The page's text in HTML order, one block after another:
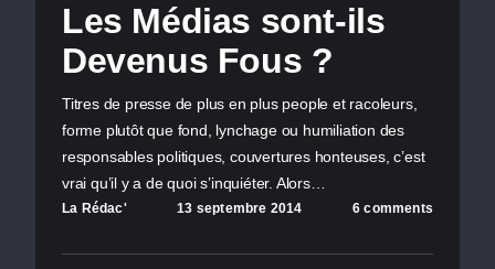
Les Médias sont-ils
Devenus Fous ?
Titres de presse de plus en plus people et racoleurs,
forme plutôt que fond, lynchage ou humiliation des
responsables politiques, couvertures honteuses, c’est
vrai qu’il y a de quoi s’inquiéter. Alors…
La Rédac' 13 septembre 2014 6 comments